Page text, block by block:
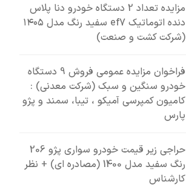
مزایده تعداد 2 دستگاه خودرو دنا پلاس
دنده اتوماتیک ef7 سفید رنگ مدل ۱۴۰۵
(شرکت کشت و صنعت)
فراخوان مزایده عمومی فروش 9 دستگاه
خودرو سنگین و سبک (شرکت معدنی) :
کامیون کمپرسی آمیکو ، تیبا، سمند و پژو
پارس
حراجی زیر قیمت خودرو سواری پژو 206
رنگ سفید مدل 1400 (مصادره ای) + نظر
کارشناس